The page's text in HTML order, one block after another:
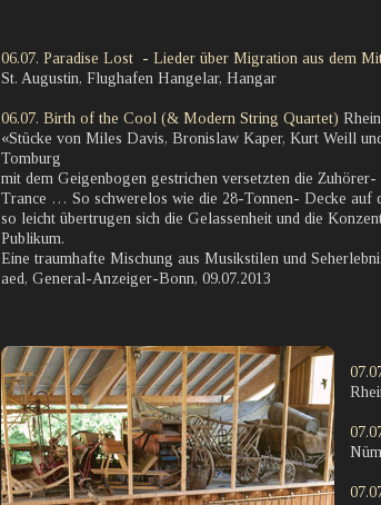
06.07. Paradise Lost - Lieder über Migration aus dem
St. Augustin, Flughafen Hangelar, Hangar
06.07. Birth of the Cool (& Modern String Quartet)
«Stücke von Miles Davis, Bronislaw Kaper, Kurt Weill
Tomburg
mit dem Geigenbogen gestrichen versetzten die
Trance … So schwerelos wie die 28-Tonnen- Decke auf
so leicht übertrugen sich die Gelassenheit und die
Publikum.
Eine traumhafte Mischung aus Musikstilen und
aed, General-Anzeiger-Bonn, 09.07.2013